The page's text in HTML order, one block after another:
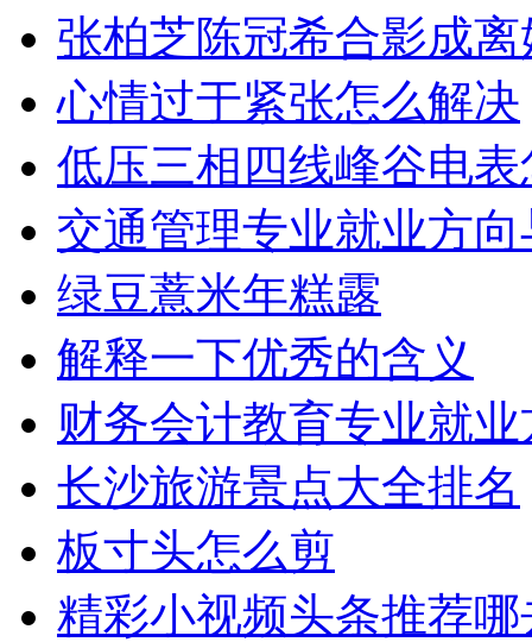
张柏芝陈冠希合影成
心情过于紧张怎么解决
低压三相四线峰谷电
交通管理专业就业方
绿豆薏米年糕露
解释一下优秀的含义
财务会计教育专业就
长沙旅游景点大全排名
板寸头怎么剪
精彩小视频头条推荐哪